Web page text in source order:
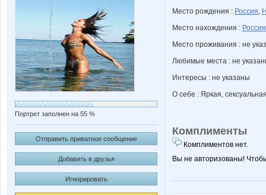
Портрет заполнен на 55 %
Отправить приватное сообщение
Добавить в друзья
Игнорировать
Место рождения : Россия,
Место нахождения : Россия
Место проживания : не
Любимые места : не
Интересы : не указаны
О себе : Яркая,
Комплименты
Комплиментов нет.
Вы не авторизованы!